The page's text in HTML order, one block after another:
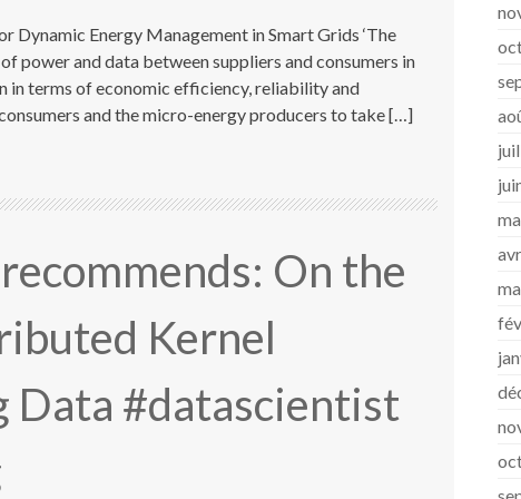
Energy Management in Smart Grids ‘The
power and data between suppliers and consumers in
terms of economic efficiency, reliability and
and the micro-energy producers to take […]
On the
Kernel
Data #datascientist